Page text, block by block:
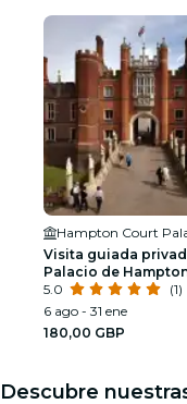
Hampton Court
Visita guiada
Palacio de
5.0
(1)
6 ago - 31 ene
180,00 GBP
Descubre